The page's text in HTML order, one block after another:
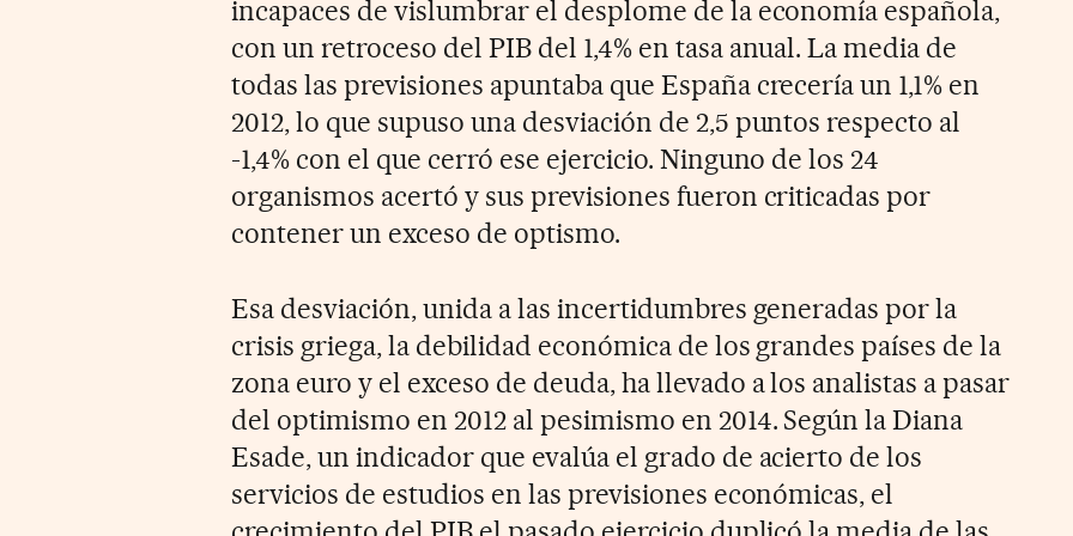
incapaces de vislumbrar el desplome de la economía española,
con un retroceso del PIB del 1,4% en tasa anual. La media de
todas las previsiones apuntaba que España crecería un 1,1% en
2012, lo que supuso una desviación de 2,5 puntos respecto al
-1,4% con el que cerró ese ejercicio. Ninguno de los 24
organismos acertó y sus previsiones fueron criticadas por
contener un exceso de optismo.
Esa desviación, unida a las incertidumbres generadas por la
crisis griega, la debilidad económica de los grandes países de la
zona euro y el exceso de deuda, ha llevado a los analistas a pasar
del optimismo en 2012 al pesimismo en 2014. Según la Diana
Esade, un indicador que evalúa el grado de acierto de los
servicios de estudios en las previsiones económicas, el